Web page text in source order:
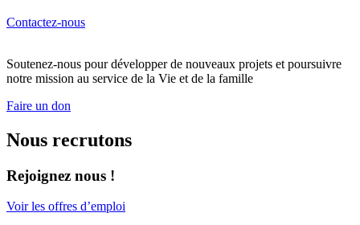
Contactez-nous
Soutenez-nous pour développer de nouveaux projets et poursuivre
notre mission au service de la Vie et de la famille
Faire un don
Nous recrutons
Rejoignez nous !
Voir les offres d’emploi